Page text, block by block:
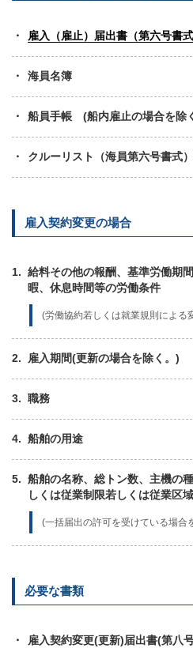
雇入（雇止）届出書（第六号書式
海員名簿
船員手帳 (船内雇止の場合を除
クルーリスト（海員第六号書式
雇入契約変更の場合
給料その他の報酬、基準労働期
暇、休息時間等の労働条件
(労働協約若しくは就業規則による
雇入期間(更新の場合を除く。)
職務
船舶の用途
船舶の名称、総トン数、主機の
しくは従業制限若しくは従業区域
(一括届出の許可を受けている場合
必要な書類
雇入契約変更(更新)届出書(第八